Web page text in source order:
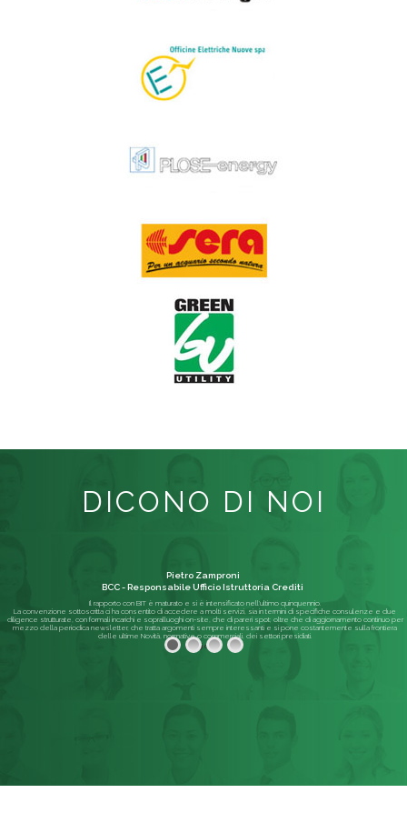
DICONO DI NOI
Il rapporto con BIT è maturato e si è intensificato nell'ultimo quinquennio.
La convenzione sottoscritta ci ha consentito di accedere a molti servizi, sia in termini di specifiche consulenze e due
diligence strutturate, con formali incarichi e sopralluoghi on-site, che di pareri spot; oltre che di aggiornamento continuo per
mezzo della periodica newsletter, che tratta argomenti sempre interessanti e si pone costantemente sulla frontiera
delle ultime Novità, normative o commerciali, dei settori presidiati.
Pietro Zamproni
BCC - Responsabile Ufficio Istruttoria Crediti
Leggi di più